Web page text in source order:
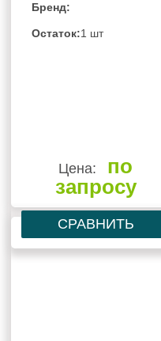
Бренд:
Остаток:1 шт
Цена:
по
запросу
СРАВНИТЬ